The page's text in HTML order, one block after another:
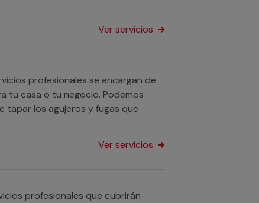
Ver servicios
profesionales se encargan de
tu casa o tu negocio. Podemos
tapar los agujeros y fugas que
Ver servicios
profesionales que cubrirán